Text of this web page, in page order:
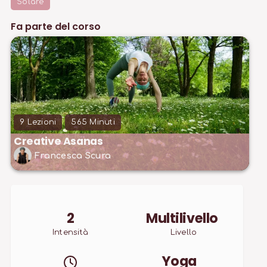
Solare
Fa parte del corso
9 Lezioni 565 Minuti
Creative Asanas
Francesca Scura
2
Intensità
Multilivello
Livello
Yoga